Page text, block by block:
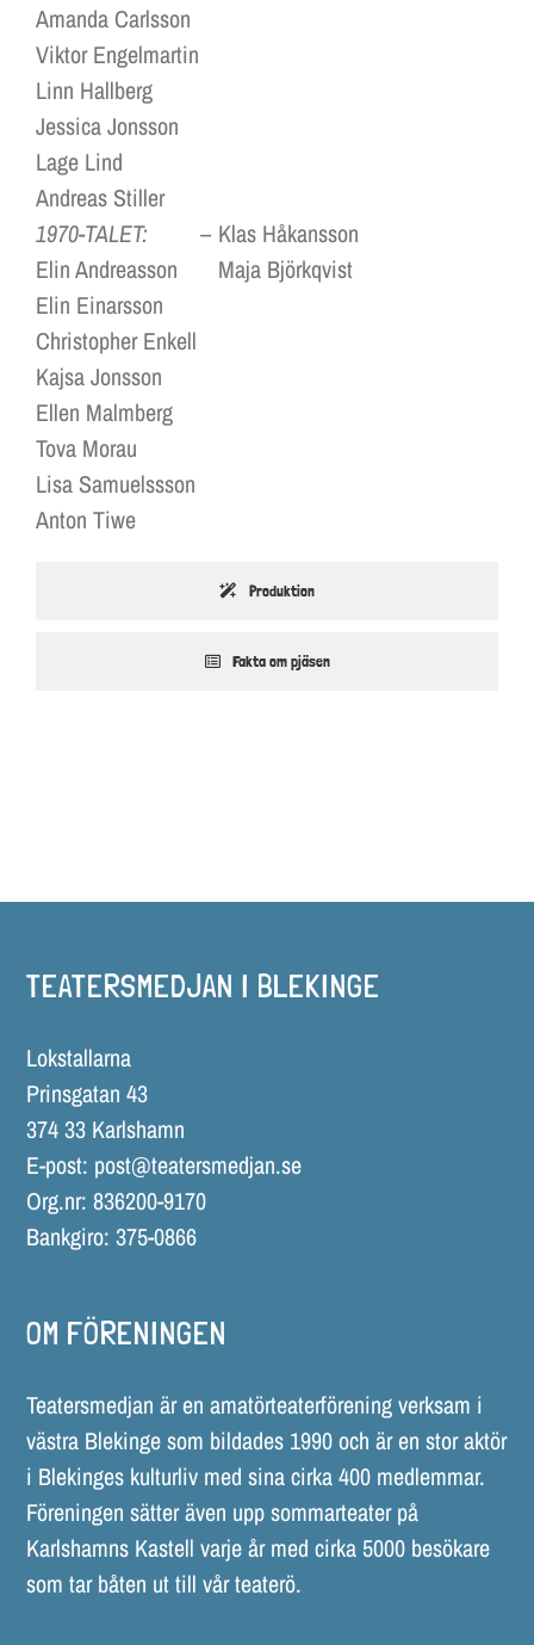
Amanda Carlsson
Viktor Engelmartin
Linn Hallberg
Jessica Jonsson
Lage Lind
Andreas Stiller
1970-TALET:
Elin Andreasson
Elin Einarsson
Christopher Enkell
Kajsa Jonsson
Ellen Malmberg
Tova Morau
Lisa Samuelssson
Anton Tiwe
– Klas Håkansson
Maja Björkqvist
Produktion
Fakta om pjäsen
TEATERSMEDJAN I BLEKINGE
Lokstallarna
Prinsgatan 43
374 33 Karlshamn
E-post: post@teatersmedjan.se
Org.nr: 836200-9170
Bankgiro: 375-0866
OM FÖRENINGEN
Teatersmedjan är en amatörteaterförening verksam i
västra Blekinge som bildades 1990 och är en stor aktör
i Blekinges kulturliv med sina cirka 400 medlemmar.
Föreningen sätter även upp sommarteater på
Karlshamns Kastell varje år med cirka 5000 besökare
som tar båten ut till vår teaterö.